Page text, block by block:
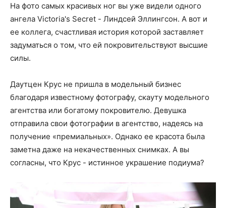
На фото самых красивых ног вы уже видели одного
ангела Victoria's Secret - Линдсей Эллингсон. А вот и
ее коллега, счастливая история которой заставляет
задуматься о том, что ей покровительствуют высшие
силы.
Даутцен Крус не пришла в модельный бизнес
благодаря известному фотографу, скауту модельного
агентства или богатому покровителю. Девушка
отправила свои фотографии в агентство, надеясь на
получение «премиальных». Однако ее красота была
заметна даже на некачественных снимках. А вы
согласны, что Крус - истинное украшение подиума?